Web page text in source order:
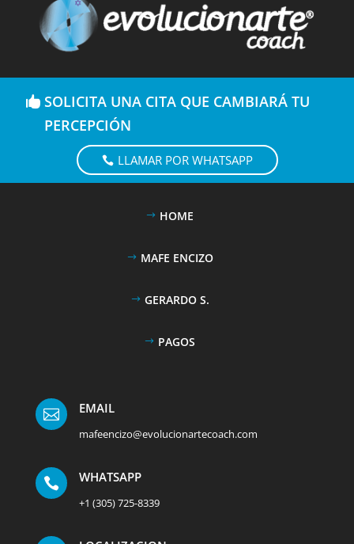
SOLICITA UNA CITA QUE CAMBIARÁ TU
PERCEPCIÓN
LLAMAR POR WHATSAPP
HOME
MAFE ENCIZO
GERARDO S.
PAGOS
 EMAIL
mafeencizo@evolucionartecoach.com
 WHATSAPP
+1 (305) 725-8339